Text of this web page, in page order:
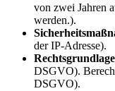
von zwei Jahren
werden.).
der IP-Adresse).
DSGVO).
DSGVO).